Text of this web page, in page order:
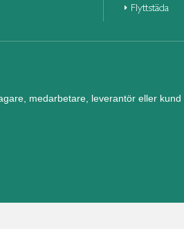
Flyttstäda
medarbetare, leverantör eller